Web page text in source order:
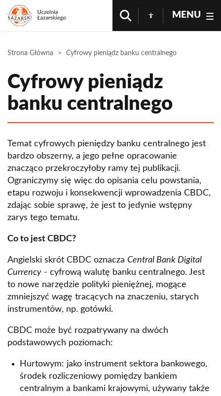
MENU
Strona Główna Cyfrowy pieniądz banku centralnego
Cyfrowy pieniądz
banku centralnego
Temat cyfrowych pieniędzy banku centralnego jest
bardzo obszerny, a jego pełne opracowanie
znacząco przekroczyłoby ramy tej publikacji.
Ograniczymy się więc do opisania celu powstania,
etapu rozwoju i konsekwencji wprowadzenia CBDC,
zdając sobie sprawę, że jest to jedynie wstępny
zarys tego tematu.
Co to jest CBDC?
Angielski skrót CBDC oznacza Central Bank Digital
Currency - cyfrową walutę banku centralnego. Jest
to nowe narzędzie polityki pieniężnej, mogące
zmniejszyć wagę tracących na znaczeniu, starych
instrumentów, np. gotówki.
CBDC może być rozpatrywany na dwóch
podstawowych poziomach:
Hurtowym: jako instrument sektora bankowego,
środek rozliczeniowy pomiędzy bankiem
centralnym a bankami krajowymi, używany także